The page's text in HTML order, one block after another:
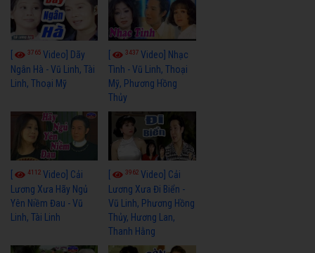
3765 Video] Dãy
Ngân Hà - Vũ Linh, Tài
Linh, Thoại Mỹ
3437Video] Nhạc
Tình - Vũ Linh, Thoại
Mỹ, Phương Hồng
Thủy
4112 Video] Cải
Lương Xưa Hãy Ngủ
Yên Niềm Đau - Vũ
Linh, Tài Linh
3962Video] Cải
Lương Xưa Đi Biển -
Vũ Linh, Phương Hồng
Thủy, Hương Lan,
Thanh Hằng